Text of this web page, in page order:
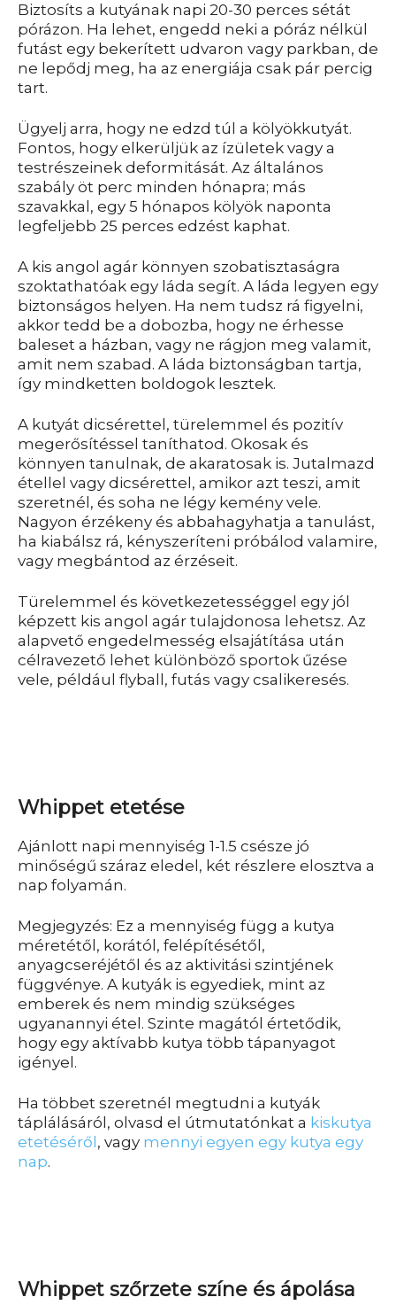
Biztosíts a kutyának napi 20-30 perces sétát
pórázon. Ha lehet, engedd neki a póráz nélkül
futást egy bekerített udvaron vagy parkban, de
ne lepődj meg, ha az energiája csak pár percig
tart.
Ügyelj arra, hogy ne edzd túl a kölyökkutyát.
Fontos, hogy elkerüljük az ízületek vagy a
testrészeinek deformitását. Az általános
szabály öt perc minden hónapra; más
szavakkal, egy 5 hónapos kölyök naponta
legfeljebb 25 perces edzést kaphat.
A kis angol agár könnyen szobatisztaságra
szoktathatóak egy láda segít. A láda legyen egy
biztonságos helyen. Ha nem tudsz rá figyelni,
akkor tedd be a dobozba, hogy ne érhesse
baleset a házban, vagy ne rágjon meg valamit,
amit nem szabad. A láda biztonságban tartja,
így mindketten boldogok lesztek.
A kutyát dicsérettel, türelemmel és pozitív
megerősítéssel taníthatod. Okosak és
könnyen tanulnak, de akaratosak is. Jutalmazd
étellel vagy dicsérettel, amikor azt teszi, amit
szeretnél, és soha ne légy kemény vele.
Nagyon érzékeny és abbahagyhatja a tanulást,
ha kiabálsz rá, kényszeríteni próbálod valamire,
vagy megbántod az érzéseit.
Türelemmel és következetességgel egy jól
képzett kis angol agár tulajdonosa lehetsz. Az
alapvető engedelmesség elsajátítása után
célravezető lehet különböző sportok űzése
vele, például flyball, futás vagy csalikeresés.
Whippet etetése
Ajánlott napi mennyiség 1-1.5 csésze jó
minőségű száraz eledel, két részlere elosztva a
nap folyamán.
Megjegyzés: Ez a mennyiség függ a kutya
méretétől, korától, felépítésétől,
anyagcseréjétől és az aktivitási szintjének
függvénye. A kutyák is egyediek, mint az
emberek és nem mindig szükséges
ugyanannyi étel. Szinte magától értetődik,
hogy egy aktívabb kutya több tápanyagot
igényel.
Ha többet szeretnél megtudni a kutyák
táplálásáról, olvasd el útmutatónkat a kiskutya
etetéséről , vagy mennyi egyen egy kutya egy
nap.
Whippet szőrzete színe és ápolása